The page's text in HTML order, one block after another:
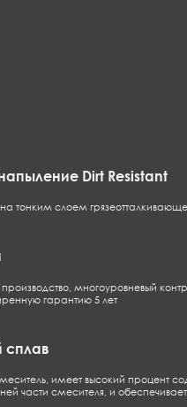
Dirt Resistant
тонким слоем
производство, многоуровневый
гарантию 5 лет
сплав
имеет высокий процент
части смесителя, и